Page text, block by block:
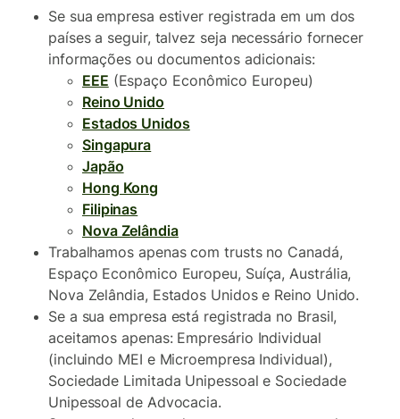
Se sua empresa estiver registrada em um dos
países a seguir, talvez seja necessário fornecer
informações ou documentos adicionais:
EEE (Espaço Econômico Europeu)
Reino Unido
Estados Unidos
Singapura
Japão
Hong Kong
Filipinas
Nova Zelândia
Trabalhamos apenas com trusts no Canadá,
Espaço Econômico Europeu, Suíça, Austrália,
Nova Zelândia, Estados Unidos e Reino Unido.
Se a sua empresa está registrada no Brasil,
aceitamos apenas: Empresário Individual
(incluindo MEI e Microempresa Individual),
Sociedade Limitada Unipessoal e Sociedade
Unipessoal de Advocacia.